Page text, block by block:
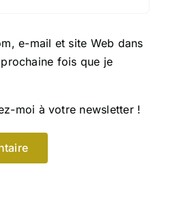
e-mail et site Web dans
fois que je
moi à votre newsletter !